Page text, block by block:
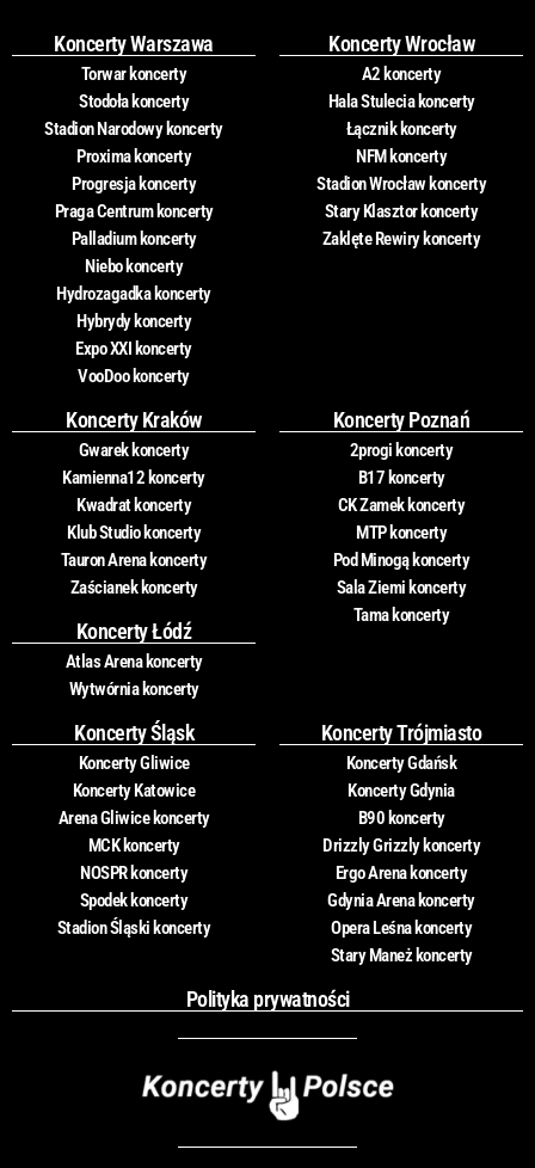
Koncerty Warszawa
Torwar koncerty
Stodoła koncerty
Stadion Narodowy koncerty
Proxima koncerty
Progresja koncerty
Praga Centrum koncerty
Palladium koncerty
Niebo koncerty
Hydrozagadka koncerty
Hybrydy koncerty
Expo XXI koncerty
VooDoo koncerty
Koncerty Wrocław
A2 koncerty
Hala Stulecia koncerty
Łącznik koncerty
NFM koncerty
Stadion Wrocław koncerty
Stary Klasztor koncerty
Zaklęte Rewiry koncerty
Koncerty Kraków
Gwarek koncerty
Kamienna12 koncerty
Kwadrat koncerty
Klub Studio koncerty
Tauron Arena koncerty
Zaścianek koncerty
Koncerty Łódź
Atlas Arena koncerty
Wytwórnia koncerty
Koncerty Poznań
2progi koncerty
B17 koncerty
CK Zamek koncerty
MTP koncerty
Pod Minogą koncerty
Sala Ziemi koncerty
Tama koncerty
Koncerty Śląsk
Koncerty Gliwice
Koncerty Katowice
Arena Gliwice koncerty
MCK koncerty
NOSPR koncerty
Spodek koncerty
Stadion Śląski koncerty
Koncerty Trójmiasto
Koncerty Gdańsk
Koncerty Gdynia
B90 koncerty
Drizzly Grizzly koncerty
Ergo Arena koncerty
Gdynia Arena koncerty
Opera Leśna koncerty
Stary Maneż koncerty
Polityka prywatności